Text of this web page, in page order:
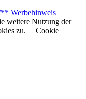
Werbehinweis
weitere Nutzung der
zu.
Cookie